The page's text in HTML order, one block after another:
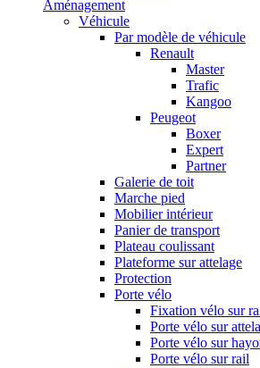
Aménagement
Véhicule
Par modèle de véhicule
Renault
Master
Trafic
Kangoo
Peugeot
Boxer
Expert
Partner
Galerie de toit
Marche pied
Mobilier intérieur
Panier de transport
Plateau coulissant
Plateforme sur attelage
Protection
Porte vélo
Fixation vélo sur
Porte vélo sur
Porte vélo sur
Porte vélo sur rail